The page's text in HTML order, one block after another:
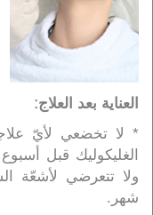
العناية بعد العلاج:
* لا تخضعي لأيّ
الغليكوليك قبل
ولا تتعرضي لأشعّة
شهر.